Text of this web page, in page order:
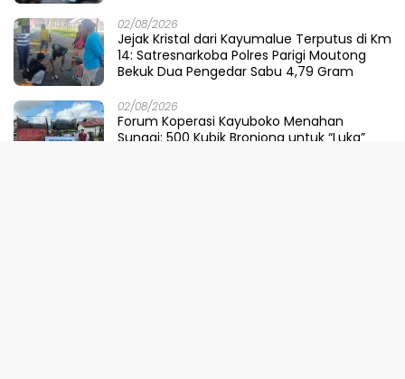
02/08/2026
Jejak Kristal dari Kayumalue Terputus di Km
14: Satresnarkoba Polres Parigi Moutong
Bekuk Dua Pengedar Sabu 4,79 Gram
02/08/2026
Forum Koperasi Kayuboko Menahan
Sungai: 500 Kubik Bronjong untuk “Luka”